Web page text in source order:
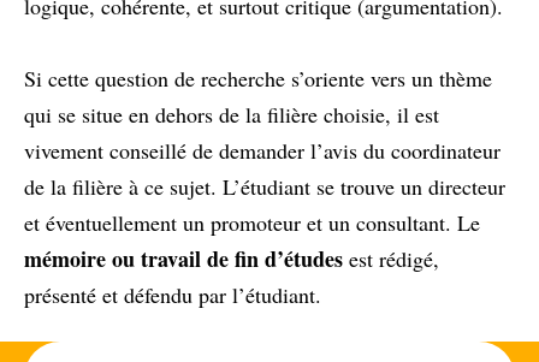
Si cette question de recherche s’oriente vers un thème
qui se situe en dehors de la filière choisie, il est
vivement conseillé de demander l’avis du coordinateur
de la filière à ce sujet. L’étudiant se trouve un directeur
et éventuellement un promoteur et un consultant. Le
mémoire ou travail de fin d’études est rédigé,
présenté et défendu par l’étudiant.